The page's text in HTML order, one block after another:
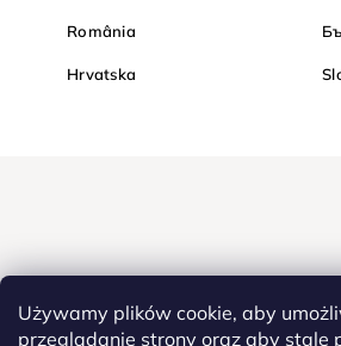
Używamy plików cookie, aby
przeglądanie strony oraz aby stale
România
Hrvatska